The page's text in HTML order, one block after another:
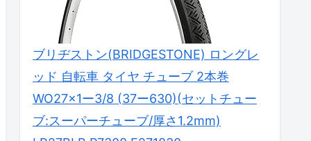
ブリヂストン(BRIDGESTONE) ロングレ
ッド 自転車 タイヤ チューブ 2本巻
WO27×1ー3/8 (37ー630)(セットチュー
ブ:スーパーチューブ/厚さ1.2mm)